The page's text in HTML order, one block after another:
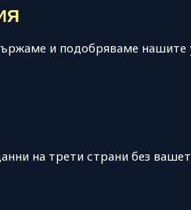
и подобряваме нашите
на трети страни без